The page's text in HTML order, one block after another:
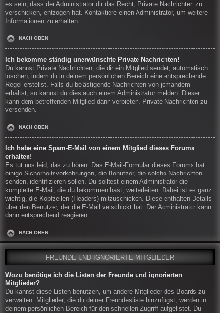
es sein, dass der Administrator dir das Recht, Private Nachrichten zu
verschicken, entzogen hat. Kontaktiere einen Administrator, um weitere
Informationen zu erhalten.
NACH OBEN
Ich bekomme ständig unerwünschte Private Nachrichten!
Du kannst Private Nachrichten, die dir ein Mitglied sendet, automatisch
löschen, indem du in deinem persönlichen Bereich eine entsprechende
Regel erstellst. Falls du belästigende Nachrichten von jemandem
erhältst, so kannst du dies auch einem Administrator melden. Dieser
kann dem betreffenden Mitglied dann verbieten, Private Nachrichten zu
versenden.
NACH OBEN
Ich habe eine Spam-E-Mail von einem Mitglied dieses Forums
erhalten!
Es tut uns leid, das zu hören. Das E-Mail-Formular dieses Forums hat
einige Sicherheitsvorkehrungen, die Benutzer, die solche Nachrichten
senden, identifizieren sollen. Du solltest einem Administrator die
komplette E-Mail, die du bekommen hast, weiterleiten. Dabei ist es ganz
wichtig, die Kopfzeilen (Headers) mitzuschicken. Diese enthalten Details
über den Benutzer, der die E-Mail verschickt hat. Der Administrator kann
dann entsprechend reagieren.
NACH OBEN
FREUNDE UND IGNORIERTE MITGLIEDER
Wozu benötige ich die Listen der Freunde und ignorierten
Mitglieder?
Du kannst diese Listen benutzen, um andere Mitglieder des Boards zu
verwalten. Mitglieder, die du deiner Freundesliste hinzufügst, werden in
deinem persönlichen Bereich für den schnellen Zugriff aufgelistet. Du